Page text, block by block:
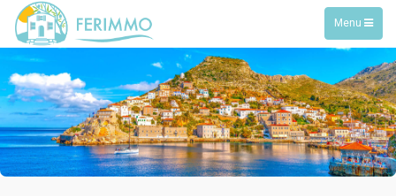
Toggle
navigation
Menu